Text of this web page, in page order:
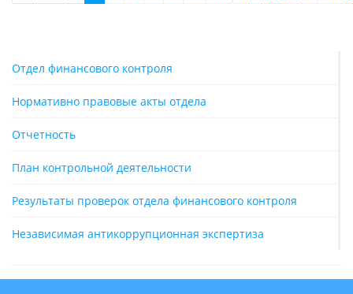
Отдел финансового контроля
Нормативно правовые акты отдела
Отчетность
План контрольной деятельности
Результаты проверок отдела финансового контроля
Независимая антикоррупционная экспертиза